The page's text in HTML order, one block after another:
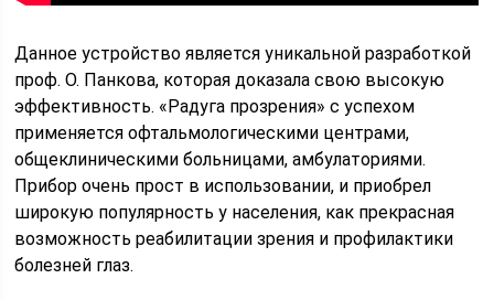
Данное устройство является уникальной разработкой
проф. О. Панкова, которая доказала свою высокую
эффективность. «Радуга прозрения» с успехом
применяется офтальмологическими центрами,
общеклиническими больницами, амбулаториями.
Прибор очень прост в использовании, и приобрел
широкую популярность у населения, как прекрасная
возможность реабилитации зрения и профилактики
болезней глаз.